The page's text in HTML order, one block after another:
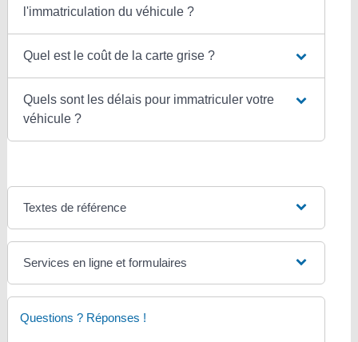
l'immatriculation du véhicule ?
Quel est le coût de la carte grise ?
Quels sont les délais pour immatriculer votre
véhicule ?
Textes de référence
Services en ligne et formulaires
Questions ? Réponses !